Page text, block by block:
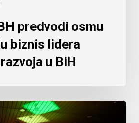
predvodi osmu
biznis lidera
u BiH